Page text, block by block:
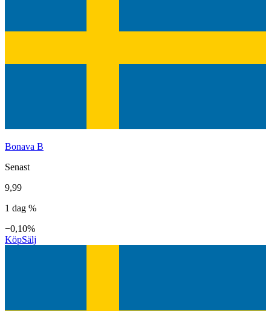
Bonava B
Senast
9,99
1 dag %
−0,10%
KöpSälj